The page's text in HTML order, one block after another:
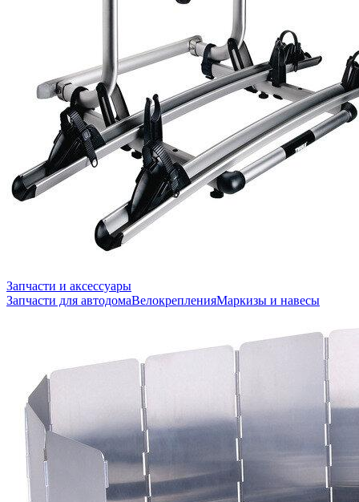
Запчасти и аксессуары
Запчасти для автодомаВелокрепленияМаркизы и навесы